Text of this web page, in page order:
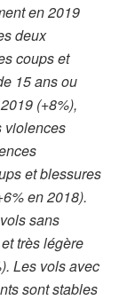
en 2019
deux
coups et
15 ans ou
(+8%),
violences
et blessures
en 2018).
sans
très légère
Les vols avec
sont stables